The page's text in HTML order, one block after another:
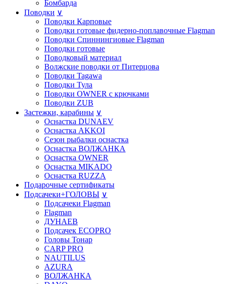
Бомбарда
Поводки ∨
Поводки Карповые
Поводки готовые фидерно-поплавочные Flagman
Поводки Спиннингиовые Flagman
Поводки готовые
Поводковый материал
Волжские поводки от Питерцова
Поводки Tagawa
Поводки Тула
Поводки OWNER с крючками
Поводки ZUB
Застежки, карабины ∨
Оснастка DUNAEV
Оснастка AKKOI
Сезон рыбалки оснастка
Оснастка ВОЛЖАНКА
Оснастка OWNER
Оснастка MIKADO
Оснастка RUZZA
Подарочные сертификаты
Подсачеки+ГОЛОВЫ ∨
Подсачеки Flagman
Flagman
ДУНАЕВ
Подсачек ECOPRO
Головы Тонар
CARP PRO
NAUTILUS
AZURA
ВОЛЖАНКА